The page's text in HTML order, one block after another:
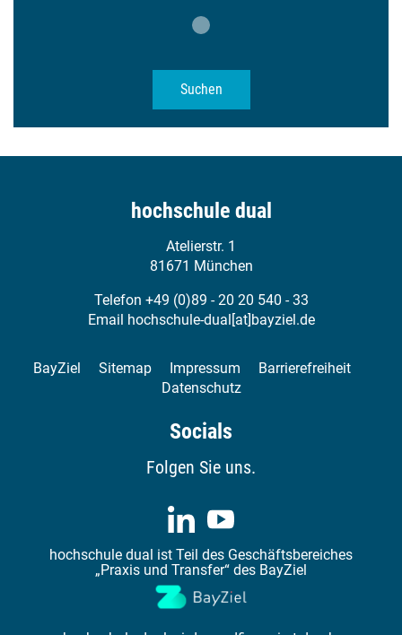
Suchen
hochschule dual
Atelierstr. 1
81671 München
Telefon +49 (0)89 - 20 20 540 - 33
Email hochschule-dual[at]bayziel.de
BayZiel Sitemap Impressum
Barrierefreiheit
Datenschutz
Socials
Folgen Sie uns.
hochschule dual ist Teil des Geschäftsbereiches
„Praxis und Transfer“ des BayZiel